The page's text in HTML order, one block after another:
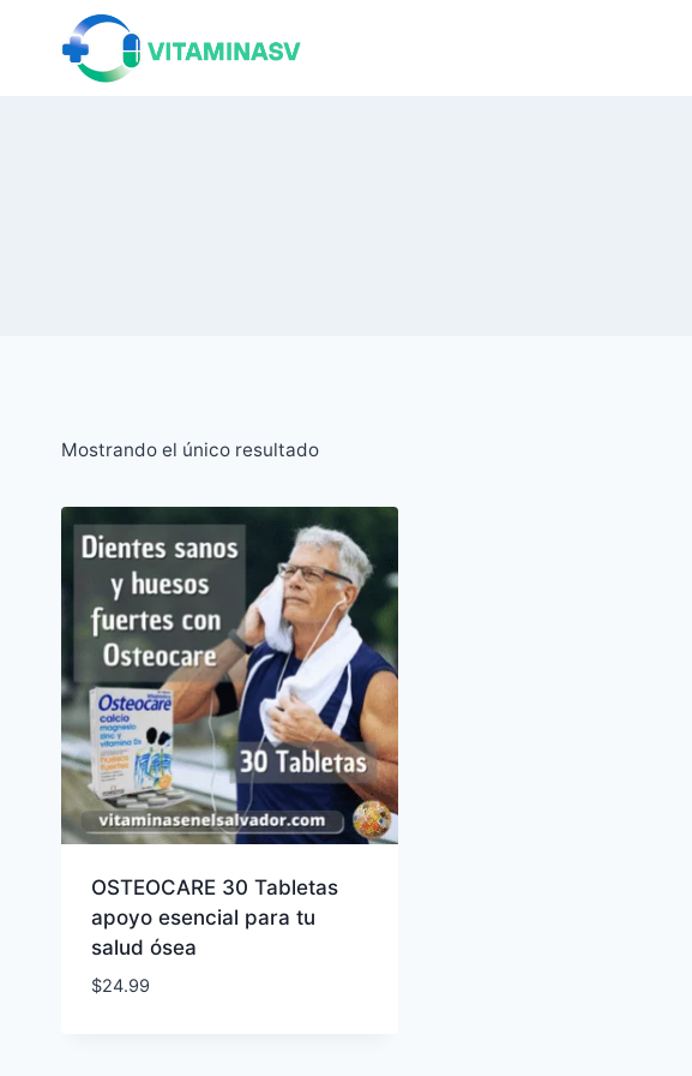
contenido
Mostrando el único resultado
OSTEOCARE 30 Tabletas
apoyo esencial para tu
salud ósea
$24.99